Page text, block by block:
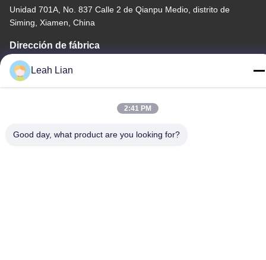
Unidad 701A, No. 837 Calle 2 de Qianpu Medio, distrito de
Siming, Xiamen, China
Dirección de fábrica
No. 72, calle Yongjun, pueblo de Wufeng, ciudad de Chongwu,
Quanzhou, Fujian, China
Leah Lian
2:41 PM
Good day, what product are you looking for?